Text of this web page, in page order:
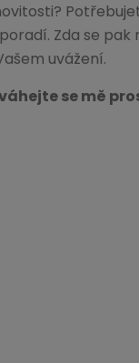
Zda se
uvážení.
se mě